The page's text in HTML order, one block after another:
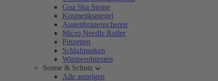
Gua Sha Steine
Kosmetikspiegel
Augenbrauenscheren
Micro Needle Roller
Pinzetten
Schlafmasken
Wimpernbürsten
Sonne & Schutz
Alle anzeigen